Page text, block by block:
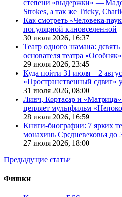
степени «выдержки» —
Strokes, а так же Tricky,
Как смотреть «Человека-
популярной киновселенной
30 июля 2026, 16:37
Театр одного шамана: девять
основателя театра
29 июля 2026, 23:45
Куда пойти 31 июля—2
«Пространственный
31 июля 2026, 08:00
Линч, Кортасар и
цепляет мультфильм
28 июля 2026, 16:59
Книги-биографии: 7 ярких
монахинь Средневековья
27 июля 2026, 18:00
Предыдущие статьи
Фишки